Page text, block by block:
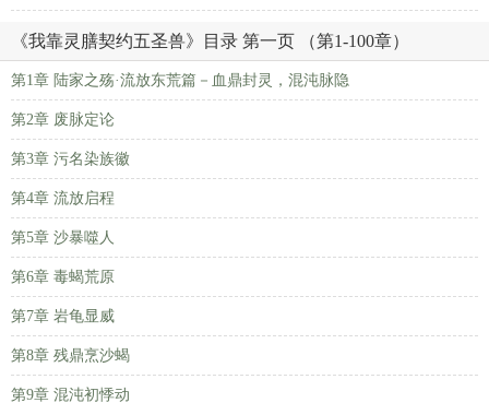
《我靠灵膳契约五圣兽》目录 第一页 （第1-100章）
第1章 陆家之殇·流放东荒篇－血鼎封灵，混沌脉隐
第2章 废脉定论
第3章 污名染族徽
第4章 流放启程
第5章 沙暴噬人
第6章 毒蝎荒原
第7章 岩龟显威
第8章 残鼎烹沙蝎
第9章 混沌初悸动